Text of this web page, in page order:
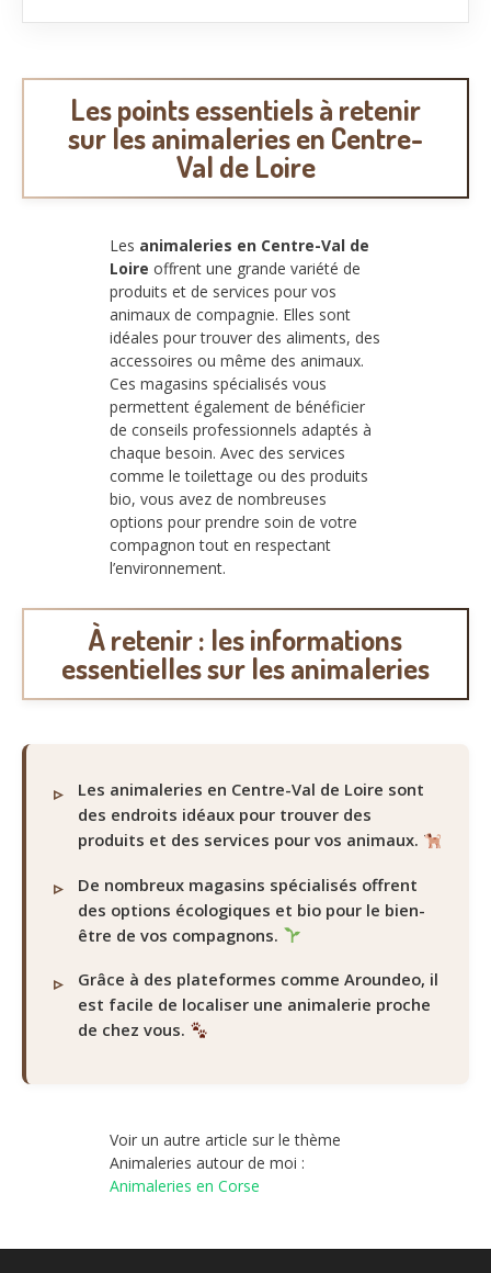
Les points essentiels à retenir
sur les animaleries en Centre-
Val de Loire
Les animaleries en Centre-Val de
Loire offrent une grande variété de
produits et de services pour vos
animaux de compagnie. Elles sont
idéales pour trouver des aliments, des
accessoires ou même des animaux.
Ces magasins spécialisés vous
permettent également de bénéficier
de conseils professionnels adaptés à
chaque besoin. Avec des services
comme le toilettage ou des produits
bio, vous avez de nombreuses
options pour prendre soin de votre
compagnon tout en respectant
l’environnement.
À retenir : les informations
essentielles sur les animaleries
Les animaleries en Centre-Val de Loire sont
des endroits idéaux pour trouver des
produits et des services pour vos animaux.
De nombreux magasins spécialisés offrent
des options écologiques et bio pour le bien-
être de vos compagnons.
Grâce à des plateformes comme Aroundeo, il
est facile de localiser une animalerie proche
de chez vous.
Voir un autre article sur le thème
Animaleries autour de moi :
Animaleries en Corse